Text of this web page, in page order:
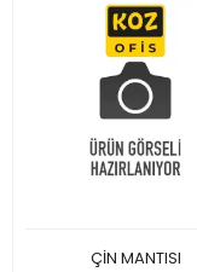
ÇİN MANTISI